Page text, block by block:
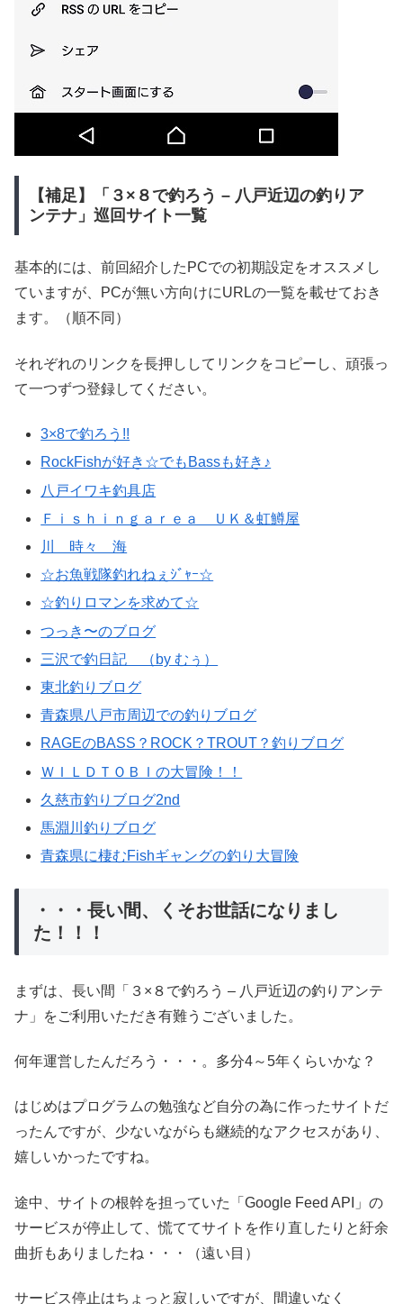
【補足】「３×８で釣ろう – 八戸近辺の釣りア
ンテナ」巡回サイト一覧
基本的には、前回紹介したPCでの初期設定をオススメし
ていますが、PCが無い方向けにURLの一覧を載せておき
ます。（順不同）
それぞれのリンクを長押ししてリンクをコピーし、頑張っ
て一つずつ登録してください。
3×8で釣ろう!!
RockFishが好き☆でもBassも好き♪
八戸イワキ釣具店
Ｆｉｓｈｉｎｇａｒｅａ ＵＫ＆虹鱒屋
川 時々 海
☆お魚戦隊釣れねぇｼﾞｬｰ☆
☆釣りロマンを求めて☆
つっき〜のブログ
三沢で釣日記 （by むぅ）
東北釣りブログ
青森県八戸市周辺での釣りブログ
RAGEのBASS？ROCK？TROUT？釣りブログ
ＷＩＬＤＴＯＢＩの大冒険！！
久慈市釣りブログ2nd
馬淵川釣りブログ
青森県に棲むFishギャングの釣り大冒険
・・・長い間、くそお世話になりまし
た！！！
まずは、長い間「３×８で釣ろう – 八戸近辺の釣りアンテ
ナ」をご利用いただき有難うございました。
何年運営したんだろう・・・。多分4～5年くらいかな？
はじめはプログラムの勉強など自分の為に作ったサイトだ
ったんですが、少ないながらも継続的なアクセスがあり、
嬉しいかったですね。
途中、サイトの根幹を担っていた「Google Feed API」の
サービスが停止して、慌ててサイトを作り直したりと紆余
曲折もありましたね・・・（遠い目）
サービス停止はちょっと寂しいですが、間違いなく